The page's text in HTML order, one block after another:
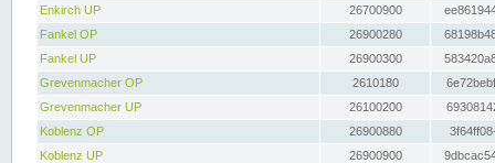
Enkirch UP
26700900
Fankel OP
26900280
Fankel UP
26900300
Grevenmacher OP
2610180
Grevenmacher UP
26100200
Koblenz OP
26900880
Koblenz UP
26900900